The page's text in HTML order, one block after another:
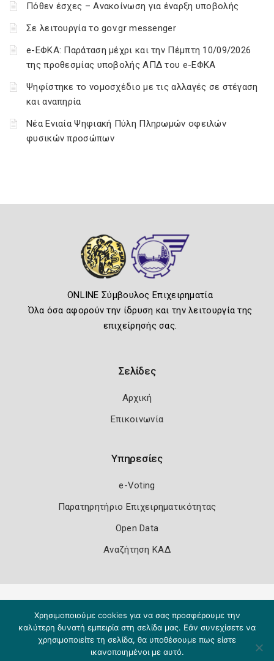
Πόθεν έσχες – Ανακοίνωση για έναρξη υποβολής
Σε λειτουργία το gov.gr messenger
e-ΕΦΚΑ: Παράταση μέχρι και την Πέμπτη 10/09/2026
της προθεσμίας υποβολής ΑΠΔ του e-ΕΦΚΑ
Ψηφίστηκε το νομοσχέδιο με τις αλλαγές σε στέγαση
και αναπηρία
Νέα Ενιαία Ψηφιακή Πύλη Πληρωμών οφειλών
φυσικών προσώπων
ONLINE Σύμβουλος Επιχειρηματία
Όλα όσα αφορούν την ίδρυση και την λειτουργία της
επιχείρησής σας.
Σελίδες
Αρχική
Επικοινωνία
Υπηρεσίες
e-Voting
Παρατηρητήριο Επιχειρηματικότητας
Open Data
Αναζήτηση ΚΑΔ
Χρησιμοποιούμε cookies για να σας προσφέρουμε την
καλύτερη δυνατή εμπειρία στη σελίδα μας. Εάν συνεχίσετε να
χρησιμοποιείτε τη σελίδα, θα υποθέσουμε πως είστε
ικανοποιημένοι με αυτό.
Copyright 2026 Knowledge A.E.